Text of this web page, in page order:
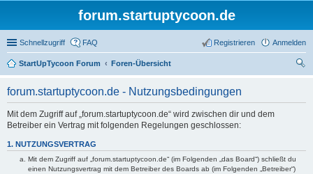
forum.startuptycoon.de
Schnellzugriff FAQ Anmelden
Registrieren
StartUpTycoon Forum
Foren-Übersicht
forum.startuptycoon.de - Nutzungsbedingungen
Mit dem Zugriff auf „forum.startuptycoon.de“ wird zwischen dir und dem
Betreiber ein Vertrag mit folgenden Regelungen geschlossen:
1. NUTZUNGSVERTRAG
Mit dem Zugriff auf „forum.startuptycoon.de“ (im Folgenden „das Board“) schließt du
einen Nutzungsvertrag mit dem Betreiber des Boards ab (im Folgenden „Betreiber“)